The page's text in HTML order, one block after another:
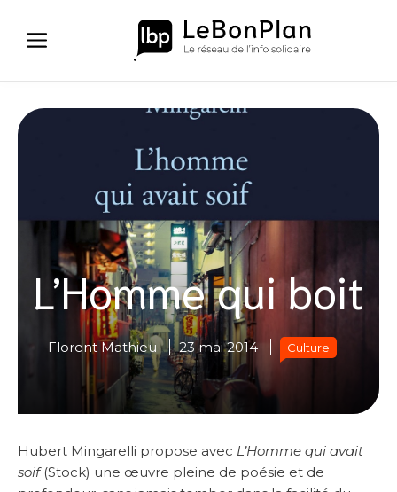
contenu
L’Homme qui boit
Florent Mathieu 23 mai 2014 Culture
Hubert Mingarelli propose avec L’Homme qui avait
soif(Stock) une œuvre pleine de poésie et de